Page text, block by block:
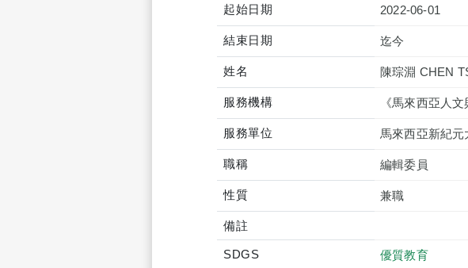
起始日期 2022-06-01
結束日期 迄今
姓名 陳琮淵 CHEN
服務機構 《馬來西亞人
服務單位 馬來西亞新紀元
職稱 編輯委員
性質 兼職
備註
SDGS 優質教育